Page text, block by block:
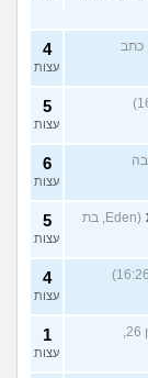
בן 20, כתב
4
עצות
5
עצות
כתבה
6
עצות
(Eden, בת
5
עצות
4
עצות
(חסוי, בן 26,
1
עצות